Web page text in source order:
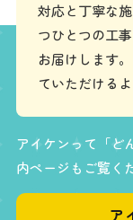
対応と丁寧な
つひとつの工
お届けします
ていただける
アイケンって「ど
内ページもご覧く
ア